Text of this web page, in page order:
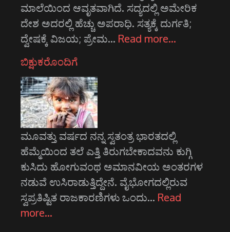
ಮಾಲೆಯಿಂದ ಆವೃತವಾಗಿದೆ. ಸದ್ಯದಲ್ಲಿ ಅಮೇರಿಕ
ದೇಶ ಅದರಲ್ಲಿ ಹೆಚ್ಚು ಅಪರಾಧಿ. ಸತ್ಯಕ್ಕೆ ದುರ್ಗತಿ;
ದ್ವೇಷಕ್ಕೆ ವಿಜಯ; ಪ್ರೇಮ… Read more…
ಬಿಕ್ಷುಕರೊಂದಿಗೆ
ಮೂವತ್ತು ವರ್ಷದ ನನ್ನ ಸ್ವತಂತ್ರ ಭಾರತದಲ್ಲಿ
ಹೆಮ್ಮೆಯಿಂದ ತಲೆ ಎತ್ತಿ ತಿರುಗಬೇಕಾದವನು ಕುಗ್ಗಿ
ಕುಸಿದು ಹೋಗುವಂಥ ಅಮಾನವೀಯ ಅಂತರಗಳ
ನಡುವೆ ಉಸಿರಾಡುತ್ತಿದ್ದೇನೆ. ವೈಭೋಗದಲ್ಲಿರುವ
ಸ್ವಪ್ರತಿಷ್ಟಿತ ರಾಜಕಾರಣಿಗಳು ಒಂದು… Read
more…